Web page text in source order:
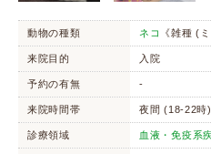
動物の種類 ネコ 《雑種 (
来院目的 入院
予約の有無 -
来院時間帯 夜間 (18-22時)
診療領域 血液・免疫系